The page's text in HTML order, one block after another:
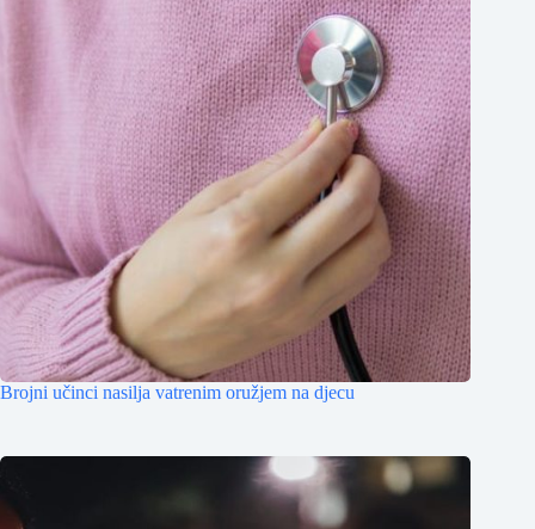
Brojni učinci nasilja vatrenim oružjem na djecu